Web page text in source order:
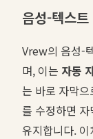
음성-텍스
Vrew의 음성-
며, 이는 자동
는 바로 자막
를 수정하면
유지합니다.